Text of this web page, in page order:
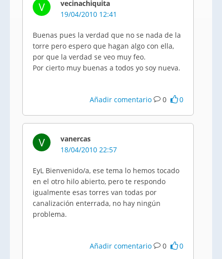
V
vecinachiquita
19/04/2010 12:41
Buenas pues la verdad que no se nada de la
torre pero espero que hagan algo con ella,
por que la verdad se veo muy feo.
Por cierto muy buenas a todos yo soy nueva.
Añadir comentario 0 0
V
vanercas
18/04/2010 22:57
EyL Bienvenido/a, ese tema lo hemos tocado
en el otro hilo abierto, pero te respondo
igualmente esas torres van todas por
canalización enterrada, no hay ningún
problema.
Añadir comentario 0 0